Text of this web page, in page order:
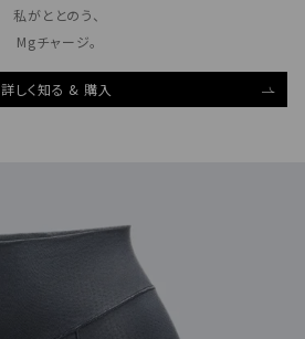
私がととのう、
Mgチャージ。
詳しく知る & 購入